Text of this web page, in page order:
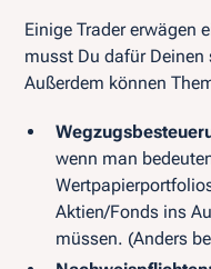
Einige Trader erwägen
musst Du dafür
Außerdem können
wenn man
Aktien/Fonds ins
müssen. (Anders